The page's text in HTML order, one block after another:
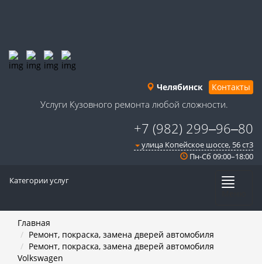
Челябинск Контакты
Услуги Кузовного ремонта любой сложности.
+7 (982) 299‒96‒80
улица Копейское шоссе, 56 ст3​
Пн-Сб 09:00–18:00
Категории услуг
Главная
Ремонт, покраска, замена дверей автомобиля
Ремонт, покраска, замена дверей автомобиля
Volkswagen